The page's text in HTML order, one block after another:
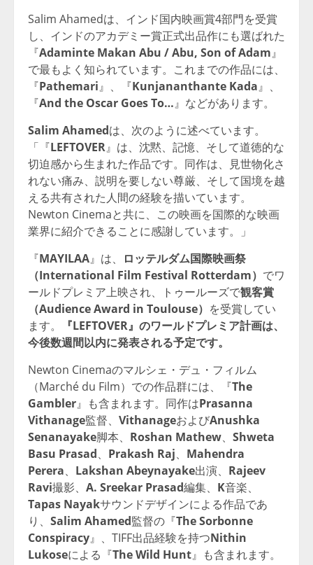
Salim Ahamedは、インド国内映画賞4部門を受賞
し、インドのアカデミー賞正式出品作にも選ばれた
『Adaminte Makan Abu / Abu, Son of Adam』
で最もよく知られています。これまでの作品には、
『Pathemari』、『Kunjananthante Kada』、
『And the Oscar Goes To…』などがあります。
Salim Ahamedは、次のように述べています。
「『LEFTOVER』は、沈黙、記憶、そして道徳的な
切迫感から生まれた作品です。同作は、見世物化さ
れない痛み、説明を要しない尊厳、そして国境を越
える共有された人間の経験を描いています。
Newton Cinemaと共に、この映画を国際的な映画
業界に紹介できることに感謝しています。」
『MAYILAA』は、
ロッテルダム国際映画祭
（International Film Festival Rotterdam） でワ
ールドプレミア上映され、トゥールーズで観客賞
（Audience Award in Toulouse） を受賞してい
ます。
『LEFTOVER』のワールドプレミア計画は、
今後数週間以内に発表される予定です。
Newton Cinemaのマルシェ・デュ・フィルム
（Marché du Film）での作品群には、『The
Gambler』も含まれます。同作はPrasanna
Vithanage監督、 VithanageおよびAnushka
Senanayake脚本、 Roshan Mathew、 Shweta
Basu Prasad、 Prakash Raj、 Mahendra
Perera、 Lakshan Abeynayake出演、 Rajeev
Ravi撮影、 A. Sreekar Prasad編集、 K音楽、
Tapas Nayakサウンドデザインによる作品であ
り、 Salim Ahamed監督の『The Sorbonne
Conspiracy』、TIFF出品経験を持つNithin
Lukoseによる『The Wild Hunt』も含まれます。